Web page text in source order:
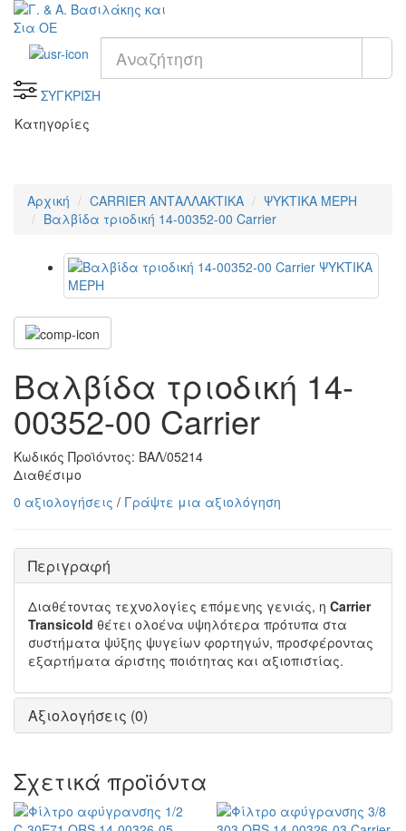
ΣΥΓΚΡΙΣΗ
Κατηγορίες
Αρχική CARRIER ΑΝΤΑΛΛΑΚΤΙΚΑ
ΨΥΚΤΙΚΑ ΜΕΡΗ
Βαλβίδα τριοδική 14-00352-00 Carrier
Βαλβίδα τριοδική 14-
00352-00 Carrier
Κωδικός Προϊόντος: ΒΑΛ/05214
Διαθέσιμο
0 αξιολογήσεις / Γράψτε μια αξιολόγηση
Περιγραφή
Διαθέτοντας τεχνολογίες επόμενης γενιάς, η Carrier
Transicold θέτει ολοένα υψηλότερα πρότυπα στα
συστήματα ψύξης ψυγείων φορτηγών, προσφέροντας
εξαρτήματα άριστης ποιότητας και αξιοπιστίας.
Αξιολογήσεις (0)
Σχετικά προϊόντα